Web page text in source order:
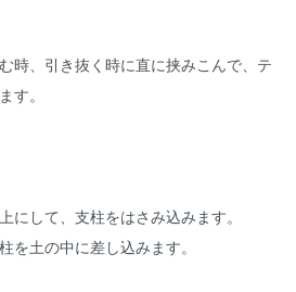
時、引き抜く時に直に挟みこんで、テ
す。
にして、支柱をはさみ込みます。
を土の中に差し込みます。